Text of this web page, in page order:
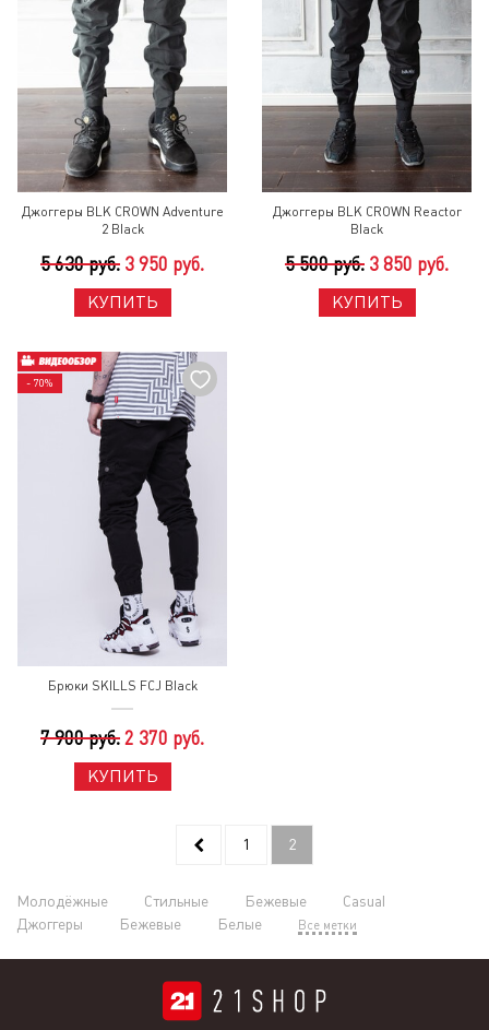
Джоггеры BLK CROWN Adventure
2 Black
5 630 руб. 3 950 руб.
КУПИТЬ
Джоггеры BLK CROWN Reactor
Black
5 500 руб. 3 850 руб.
КУПИТЬ
- 70%
Брюки SKILLS FCJ Black
7 900 руб. 2 370 руб.
КУПИТЬ
1 2
Молодёжные Стильные Бежевые
Casual
Джоггеры
Бежевые Белые Все метки